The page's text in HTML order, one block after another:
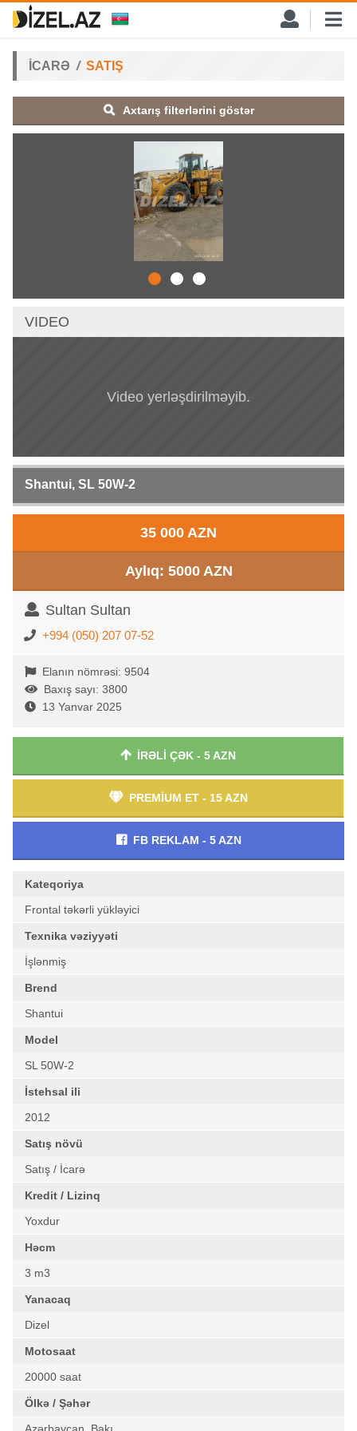
İCARƏ SATIŞ
Axtarış filterlərini göstər
VIDEO
Video yerləşdirilməyib.
Shantui, SL 50W-2
35 000 AZN
Aylıq: 5000 AZN
Sultan Sultan
+994 (050) 207 07-52
Elanın nömrəsi: 9504
Baxış sayı: 3800
13 Yanvar 2025
İRƏLİ ÇƏK - 5 AZN
PREMİUM ET - 15 AZN
FB REKLAM - 5 AZN
Kateqoriya
Frontal təkərli yükləyici
Texnika vəziyyəti
İşlənmiş
Brend
Shantui
Model
SL 50W-2
İstehsal ili
2012
Satış növü
Satış / İcarə
Kredit / Lizinq
Yoxdur
Həcm
3 m3
Yanacaq
Dizel
Motosaat
20000 saat
Ölkə / Şəhər